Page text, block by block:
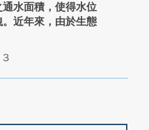
水面積，使得水位
近年來，由於生態
3